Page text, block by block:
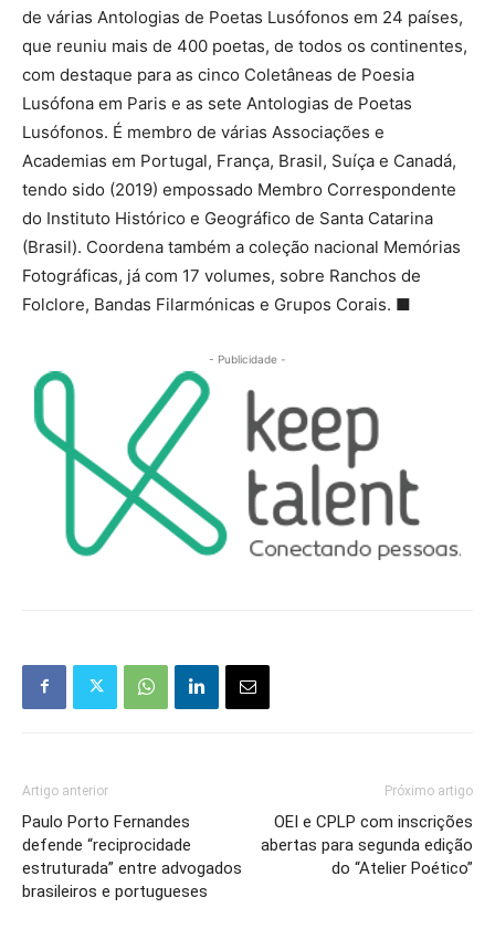
de várias Antologias de Poetas Lusófonos em 24 países,
que reuniu mais de 400 poetas, de todos os continentes,
com destaque para as cinco Coletâneas de Poesia
Lusófona em Paris e as sete Antologias de Poetas
Lusófonos. É membro de várias Associações e
Academias em Portugal, França, Brasil, Suíça e Canadá,
tendo sido (2019) empossado Membro Correspondente
do Instituto Histórico e Geográfico de Santa Catarina
(Brasil). Coordena também a coleção nacional Memórias
Fotográficas, já com 17 volumes, sobre Ranchos de
Folclore, Bandas Filarmónicas e Grupos Corais. ■
- Publicidade -
Artigo anterior
Paulo Porto Fernandes
defende “reciprocidade
estruturada” entre advogados
brasileiros e portugueses
Próximo artigo
OEI e CPLP com inscrições
abertas para segunda edição
do “Atelier Poético”